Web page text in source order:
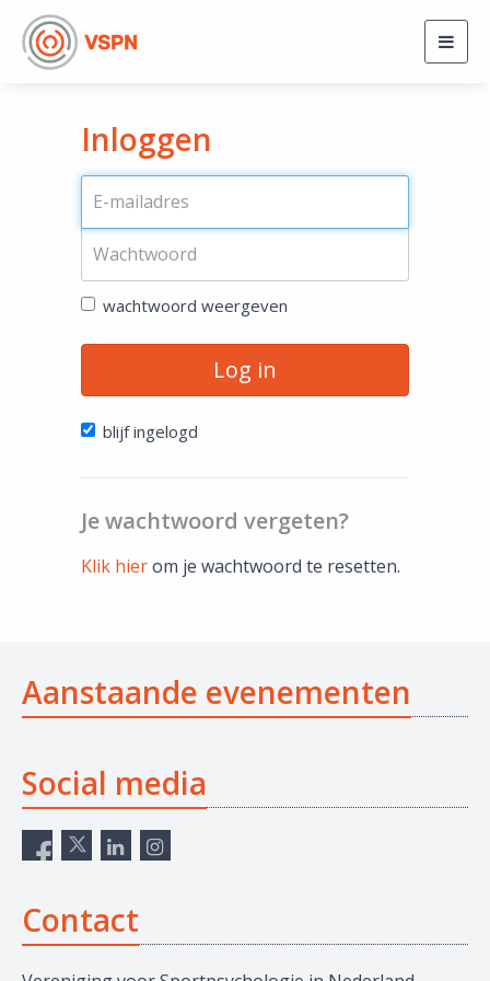
Inloggen
wachtwoord weergeven
Log in
blijf ingelogd
Je wachtwoord vergeten?
Klik hierom je wachtwoord te resetten.
Aanstaande evenementen
Social media
Contact